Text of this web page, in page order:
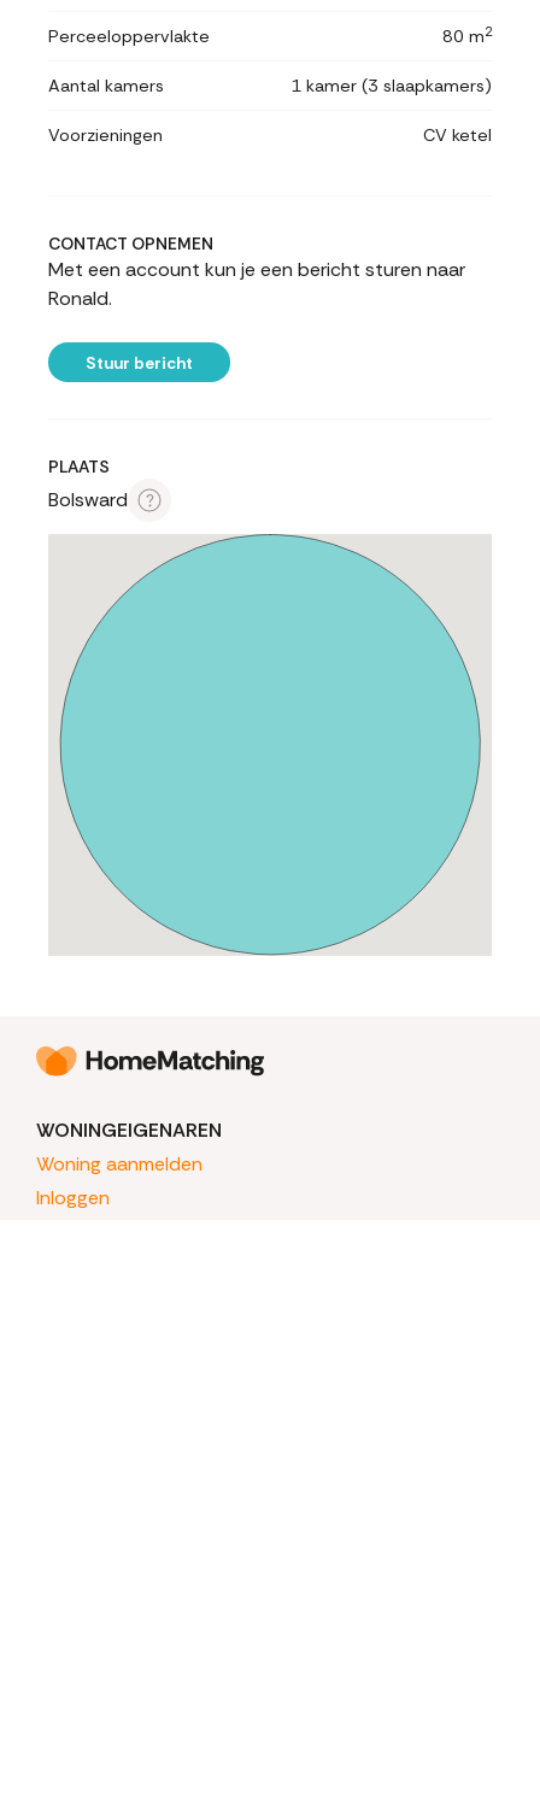
Perceeloppervlakte 80 m2
Aantal kamers 1 kamer (3 slaapkamers)
Voorzieningen CV ketel
CONTACT OPNEMEN
Met een account kun je een bericht sturen naar
Ronald.
Stuur bericht
PLAATS
Bolsward
WONINGEIGENAREN
Woning aanmelden
Inloggen